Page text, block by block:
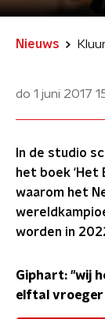
Nieuws
do 1 juni 2017
In de studio
het boek ‘Het
waarom het
worden in
Giphart: "wij
elftal vroeger